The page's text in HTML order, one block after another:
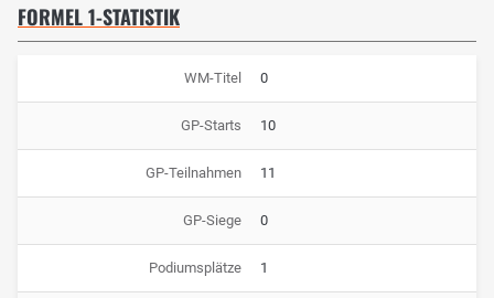
FORMEL 1-STATISTIK
WM-Titel 0
GP-Starts 10
GP-Teilnahmen 11
GP-Siege 0
Podiumsplätze 1